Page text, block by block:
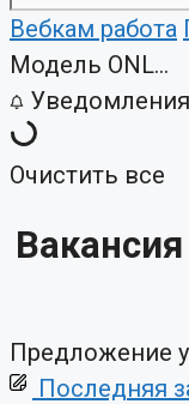
Вебкам работа
Модель ONL...
Уведомления
Очистить все
Предложение
Последняя